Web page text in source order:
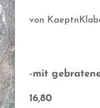
von
-mit
16,80